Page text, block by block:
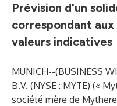
Prévision d'un
correspondant
valeurs indicatives
MUNICH--(BUSINESS
B.V. (NYSE : MYTE) («
société mère de